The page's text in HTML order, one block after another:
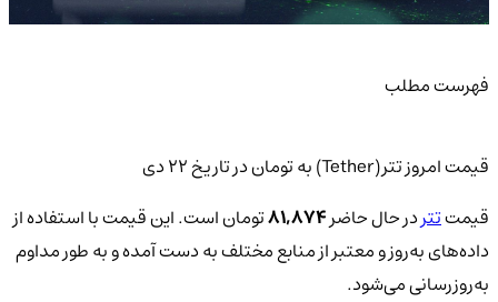
فهرست مطلب
قیمت امروز تتر(Tether) به تومان در تاریخ ۲۲ دی
قیمتتتردر حال حاضر81,874تومان است. این قیمت با استفاده از
داده‌های به‌روز و معتبر از منابع مختلف به دست آمده و به طور مداوم
به‌روزرسانی می‌شود.